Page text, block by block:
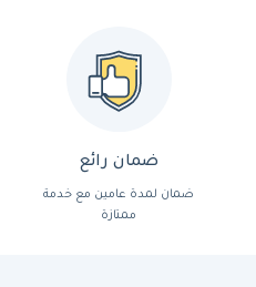
ضمان رائع
ضمان لمدة عامين مع خدمة
ممتازة